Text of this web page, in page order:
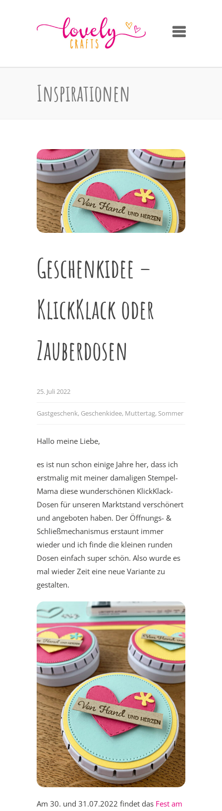
Inspirationen
Geschenkidee –
KlickKlack oder
Zauberdosen
25. Juli 2022
Gastgeschenk, Geschenkidee, Muttertag, Sommer
Hallo meine Liebe,
es ist nun schon einige Jahre her, dass ich
erstmalig mit meiner damaligen Stempel-
Mama diese wunderschönen KlickKlack-
Dosen für unseren Marktstand verschönert
und angeboten haben. Der Öffnungs- &
Schließmechanismus erstaunt immer
wieder und ich finde die kleinen runden
Dosen einfach super schön. Also wurde es
mal wieder Zeit eine neue Variante zu
gestalten.
Am 30. und 31.07.2022 findet das Fest am